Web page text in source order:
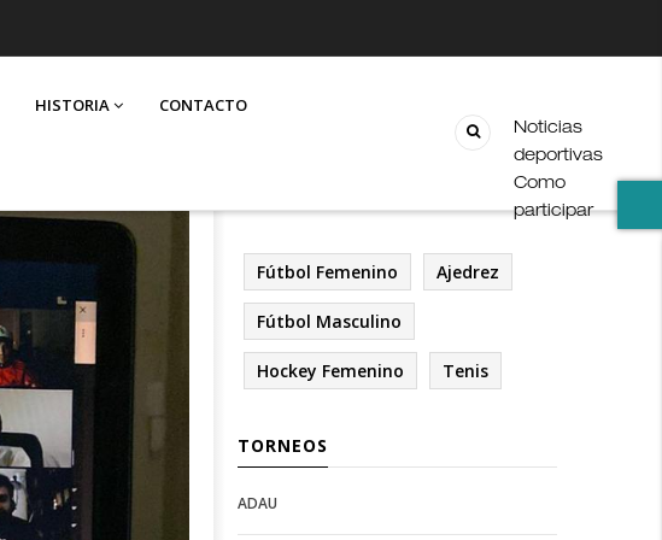
HISTORIA CONTACTO
Noticias
deportivas
Como
participar
Fútbol Femenino Ajedrez
Fútbol Masculino
Hockey Femenino Tenis
TORNEOS
Open
Deportes
Open
configuration
ADAU